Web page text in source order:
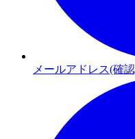
メールアドレス(確